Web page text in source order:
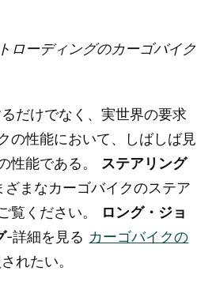
ローディングのカーゴバイク
だけでなく、実世界の要求
の性能において、しばしば見
性能である。 ステアリング
ざまなカーゴバイクのステア
覧ください。
ロング・ジョ
-詳細を見る カーゴバイクの
れたい。